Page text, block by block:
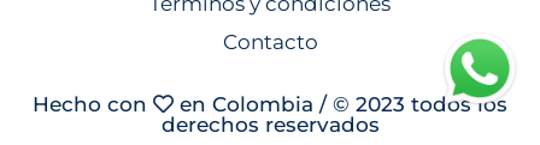
Contacto
Hecho con
en Colombia / © 2023 todos los
derechos reservados